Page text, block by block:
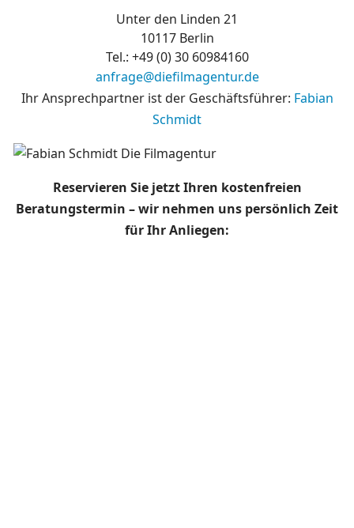
Unter den Linden 21
10117 Berlin
Tel.: +49 (0)30 60984160
anfrage@diefilmagentur.de
Ihr Ansprechpartner ist der Geschäftsführer: Fabian
Schmidt
Reservieren Sie jetzt Ihren kostenfreien
Beratungstermin – wir nehmen uns persönlich Zeit
für Ihr Anliegen: